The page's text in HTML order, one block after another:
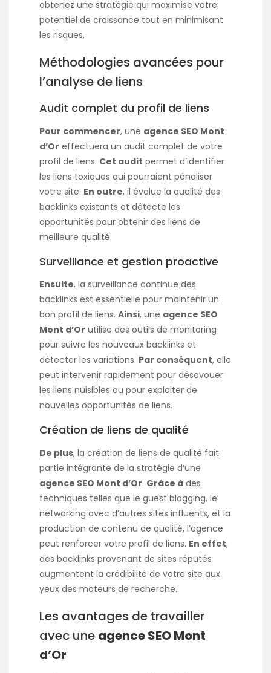
obtenez une stratégie qui maximise votre
potentiel de croissance tout en minimisant
les risques.
Méthodologies avancées pour
l’analyse de liens
Audit complet du profil de liens
Pour commencer, une agence SEO Mont
d’Or effectuera un audit complet de votre
profil de liens. Cet audit permet d’identifier
les liens toxiques qui pourraient pénaliser
votre site. En outre, il évalue la qualité des
backlinks existants et détecte les
opportunités pour obtenir des liens de
meilleure qualité.
Surveillance et gestion proactive
Ensuite, la surveillance continue des
backlinks est essentielle pour maintenir un
bon profil de liens. Ainsi, une agence SEO
Mont d’Or utilise des outils de monitoring
pour suivre les nouveaux backlinks et
détecter les variations. Par conséquent, elle
peut intervenir rapidement pour désavouer
les liens nuisibles ou pour exploiter de
nouvelles opportunités de liens.
Création de liens de qualité
De plus, la création de liens de qualité fait
partie intégrante de la stratégie d’une
agence SEO Mont d’Or. Grâce à des
techniques telles que le guest blogging, le
networking avec d’autres sites influents, et la
production de contenu de qualité, l’agence
peut renforcer votre profil de liens. En effet,
des backlinks provenant de sites réputés
augmentent la crédibilité de votre site aux
yeux des moteurs de recherche.
Les avantages de travailler
avec une agence SEO Mont
d’Or